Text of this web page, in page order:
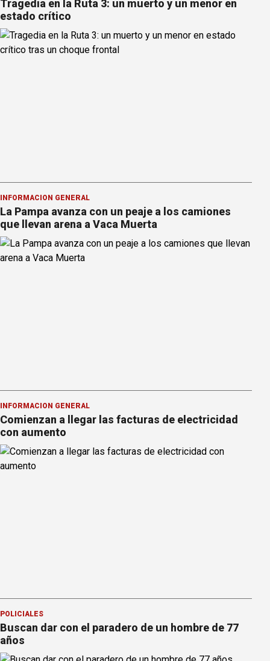
Tragedia en la Ruta 3: un muerto y un menor en
estado crítico
INFORMACION GENERAL
La Pampa avanza con un peaje a los camiones
que llevan arena a Vaca Muerta
INFORMACION GENERAL
Comienzan a llegar las facturas de electricidad
con aumento
POLICIALES
Buscan dar con el paradero de un hombre de 77
años